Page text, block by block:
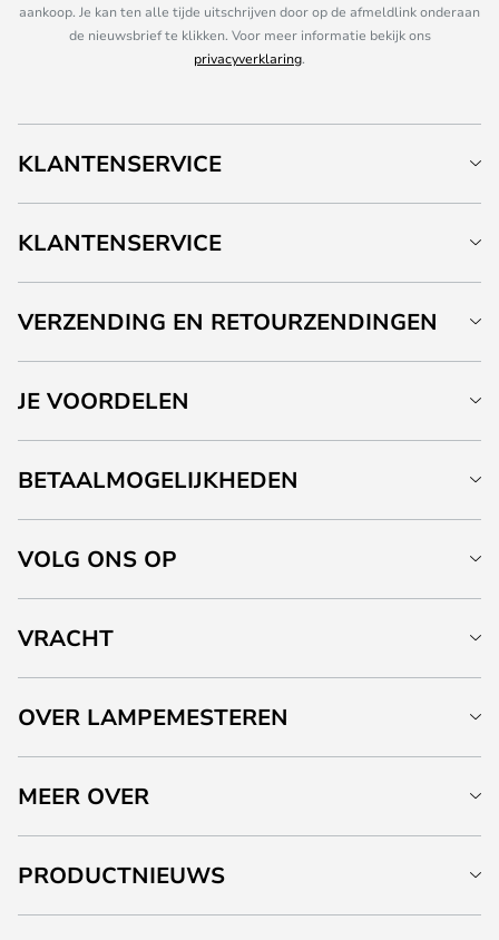
aankoop. Je kan ten alle tijde uitschrijven door op de afmeldlink onderaan
de nieuwsbrief te klikken. Voor meer informatie bekijk ons
privacyverklaring.
KLANTENSERVICE
KLANTENSERVICE
VERZENDING EN RETOURZENDINGEN
JE VOORDELEN
BETAALMOGELIJKHEDEN
VOLG ONS OP
VRACHT
OVER LAMPEMESTEREN
MEER OVER
PRODUCTNIEUWS